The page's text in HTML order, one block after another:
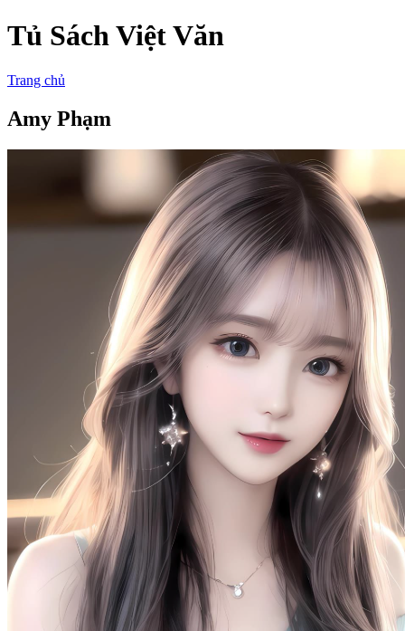
Tủ Sách Việt Văn
Trang chủ
Amy Phạm